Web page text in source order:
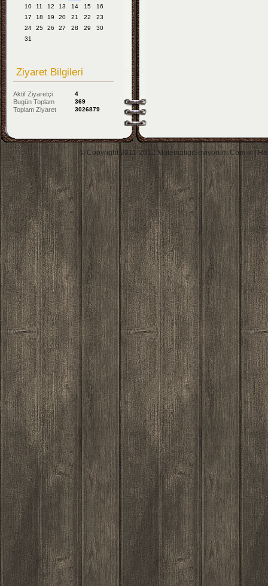
10
11 12 13 14 15
16
17
18 19 20 21 22
23
24
25 26 27 28 29
30
31
Ziyaret Bilgileri
Aktif Ziyaretçi 4
Bugün Toplam 369
Toplam Ziyaret 3026879
© Copyright 2011-2012 MatematigiSeviyorum.Com ® |